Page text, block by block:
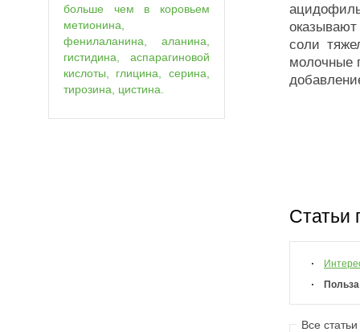
больше чем в коровьем
метионина,
фенилаланина, аланина,
гистидина, аспарагиновой
кислоты, глицина, серина,
тирозина, цистина.
соли
молочные
Статьи
Все